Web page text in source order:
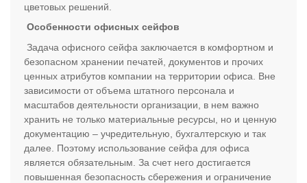
цветовых решений.
Особенности офисных сейфов
Задача офисного сейфа заключается в комфортном и
безопасном хранении печатей, документов и прочих
ценных атрибутов компании на территории офиса. Вне
зависимости от объема штатного персонала и
масштабов деятельности организации, в нем важно
хранить не только материальные ресурсы, но и ценную
документацию – учредительную, бухгалтерскую и так
далее. Поэтому использование сейфа для офиса
является обязательным. За счет него достигается
повышенная безопасность сбережения и ограничение